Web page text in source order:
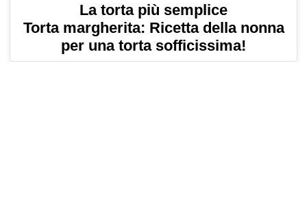
La torta più semplice
Torta margherita: Ricetta della nonna
per una torta sofficissima!